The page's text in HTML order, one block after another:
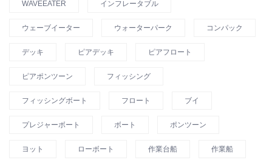
WAVEEATER インフレータブル
ウェーブイーター ウォーターパーク コンパック
デッキ ピアデッキ ピアフロート
ピアポンツーン フィッシング
フィッシングボート フロート ブイ
プレジャーボート ボート ポンツーン
ヨット ローボート 作業台船 作業船